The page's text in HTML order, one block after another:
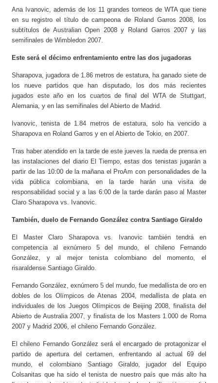
Ana Ivanovic, además de los 11 grandes torneos de WTA que tiene
en su registro el título de campeona de Roland Garros 2008, los
subtítulos de Australian Open 2008 y Roland Garros 2007 y las
semifinales de Wimbledon 2007.
Este será el décimo enfrentamiento entre las dos jugadoras
Sharapova, jugadora de 1.86 metros de estatura, ha ganado siete de
los nueve partidos que han disputado, los dos más recientes
jugados este año en los cuartos de final del WTA de Stuttgart,
Alemania, y en las semifinales del Abierto de Madrid.
Ivanovic, tenista de 1.84 metros de estatura, solo ha vencido a
Sharapova en Roland Garros y en el Abierto de Tokio, en 2007.
Tras haber atendido en la tarde de este jueves la rueda de prensa en
las instalaciones del diario El Tiempo, estas dos tenistas jugarán a
partir de las 10:00 de la mañana el ProAm con personalidades de la
vida pública colombiana, en la tarde harán una visita de
responsabilidad social y a las 6:00 de la tarde darán paso al Master
Claro Sharapova vs. Ivanovic.
También, duelo de Fernando González contra Santiago Giraldo
El Master Claro Sharapova vs. Ivanovic también tendrá en
competencia al exnúmero 5 del mundo, el chileno Fernando
González, y al mejor tenista colombiano del momento, el
risaraldense Santiago Giraldo.
Fernando González, exnúmero 5 del mundo, fue medallista de oro en
dobles de los Olímpicos de Atenas 2004, medallista de plata en
individuales de los Juegos Olímpicos de Beijing 2008, finalista del
Abierto de Australia 2007, y finalista de los Masters 1.000 de Roma
2007 y Madrid 2006, el chileno Fernando González.
El chileno Fernando González será el encargado de protagonizar el
partido de apertura del certamen, enfrentando al actual 69 del
mundo, el colombiano Santiago Giraldo, jugador del Equipo
Colsanitas que ha sido el tenista de nuestro país que más alto ha